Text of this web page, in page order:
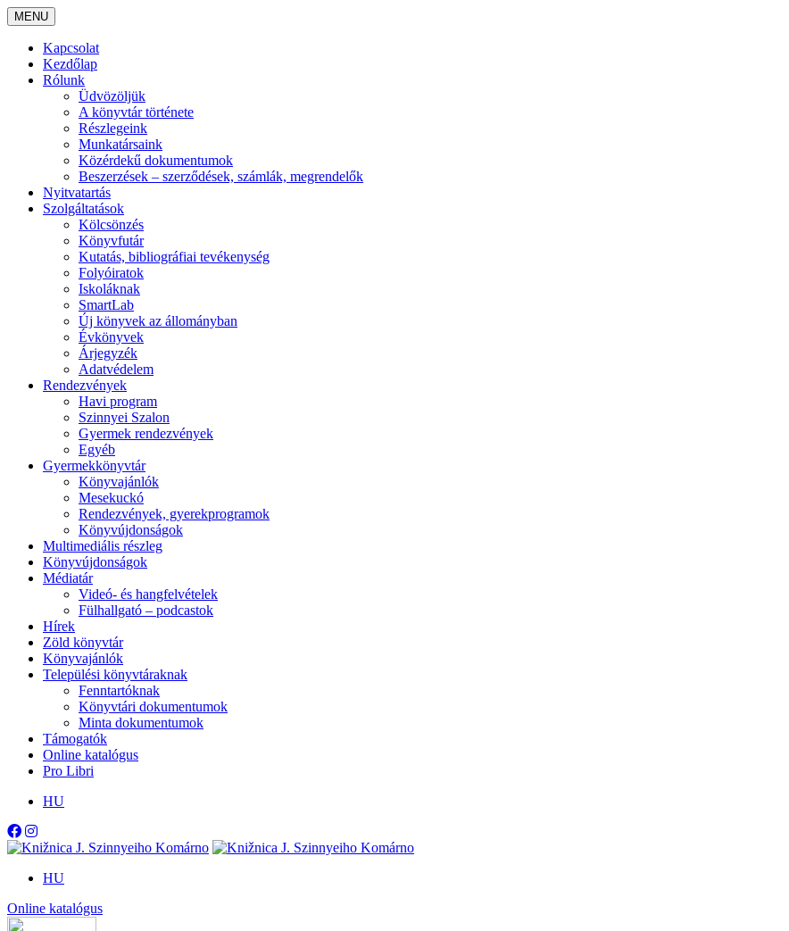
MENU
Kapcsolat
Kezdőlap
Rólunk
Üdvözöljük
A könyvtár története
Részlegeink
Munkatársaink
Közérdekű dokumentumok
Beszerzések – szerződések, számlák, megrendelők
Nyitvatartás
Szolgáltatások
Kölcsönzés
Könyvfutár
Kutatás, bibliográfiai tevékenység
Folyóiratok
Iskoláknak
SmartLab
Új könyvek az állományban
Évkönyvek
Árjegyzék
Adatvédelem
Rendezvények
Havi program
Szinnyei Szalon
Gyermek rendezvények
Egyéb
Gyermekkönyvtár
Könyvajánlók
Mesekuckó
Rendezvények, gyerekprogramok
Könyvújdonságok
Multimediális részleg
Könyvújdonságok
Médiatár
Videó- és hangfelvételek
Fülhallgató – podcastok
Hírek
Zöld könyvtár
Könyvajánlók
Települési könyvtáraknak
Fenntartóknak
Könyvtári dokumentumok
Minta dokumentumok
Támogatók
Online katalógus
Pro Libri
HU
HU
Online katalógus